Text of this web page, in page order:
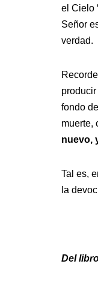
el Cielo
Señor
verdad.
fondo
muerte,
nuevo,
Tal es,
la
Del